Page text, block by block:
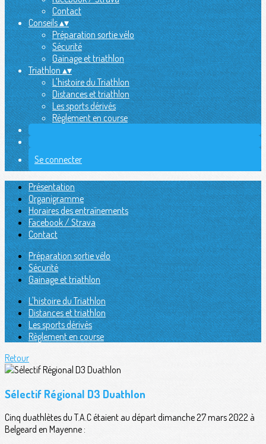
Contact
Conseils▴▾
Préparation sortie vélo
Sécurité
Gainage et triathlon
Triathlon▴▾
L'histoire du Triathlon
Distances et triathlon
Les sports dérivés
Règlement en course
Se connecter
Présentation
Organigramme
Horaires des entraînements
Facebook / Strava
Contact
Préparation sortie vélo
Sécurité
Gainage et triathlon
L'histoire du Triathlon
Distances et triathlon
Les sports dérivés
Règlement en course
Retour
Sélectif Régional D3 Duathlon
Cinq duathlètes du T.A.C étaient au départ dimanche 27 mars 2022 à
Belgeard en Mayenne :